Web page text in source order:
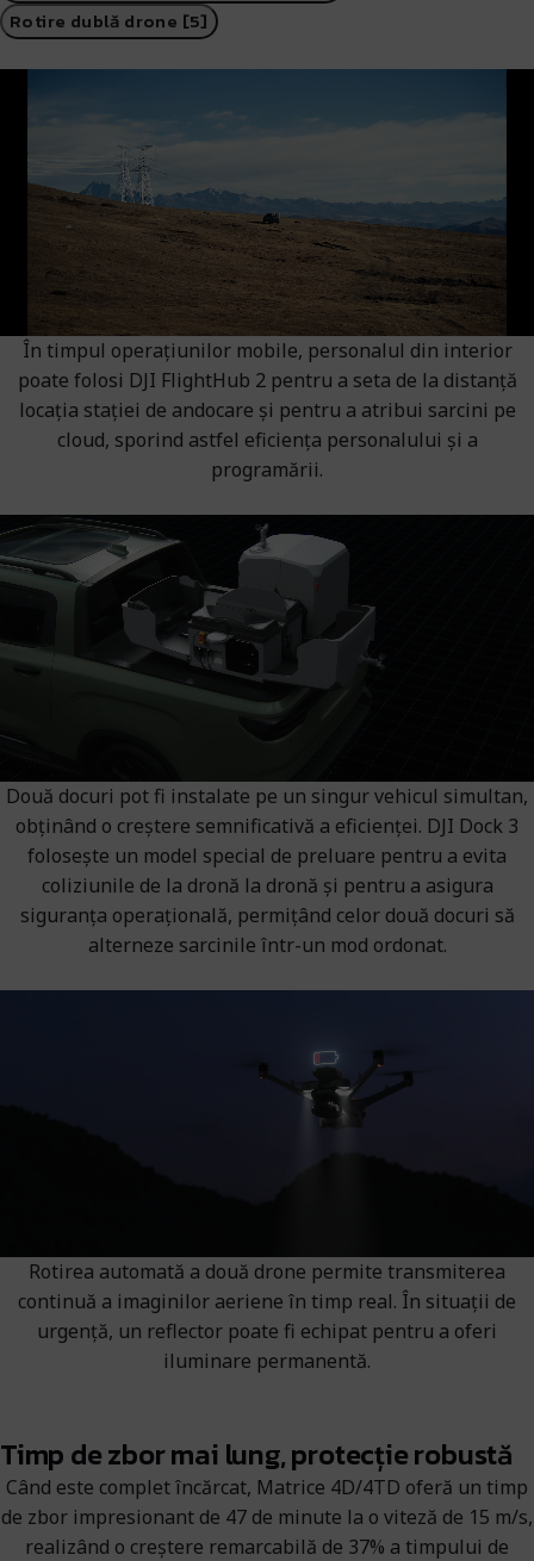
Rotire dublă drone [5]
În timpul operațiunilor mobile, personalul din interior
poate folosi DJI FlightHub 2 pentru a seta de la distanță
locația stației de andocare și pentru a atribui sarcini pe
cloud, sporind astfel eficiența personalului și a
programării.
Două docuri pot fi instalate pe un singur vehicul simultan,
obținând o creștere semnificativă a eficienței. DJI Dock 3
folosește un model special de preluare pentru a evita
coliziunile de la dronă la dronă și pentru a asigura
siguranța operațională, permițând celor două docuri să
alterneze sarcinile într-un mod ordonat.
Rotirea automată a două drone permite transmiterea
continuă a imaginilor aeriene în timp real. În situații de
urgență, un reflector poate fi echipat pentru a oferi
iluminare permanentă.
Timp de zbor mai lung, protecție robustă
Când este complet încărcat, Matrice 4D/4TD oferă un timp
de zbor impresionant de 47 de minute la o viteză de 15 m/s,
realizând o creștere remarcabilă de 37% a timpului de